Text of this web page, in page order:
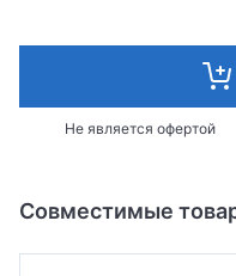
Не является офертой
Совместимые